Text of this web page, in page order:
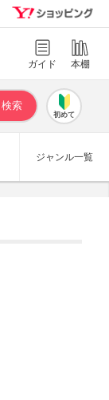
ガイド 本棚
初めて
ジャンル一覧